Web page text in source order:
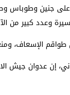
على جنين
وعدد كبير من
الإسعاف،
عدوان جيش